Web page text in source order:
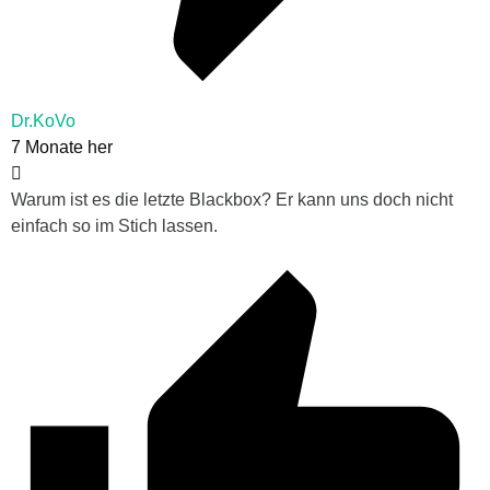
Dr.KoVo
7 Monate her
Warum ist es die letzte Blackbox? Er kann uns doch nicht
einfach so im Stich lassen.